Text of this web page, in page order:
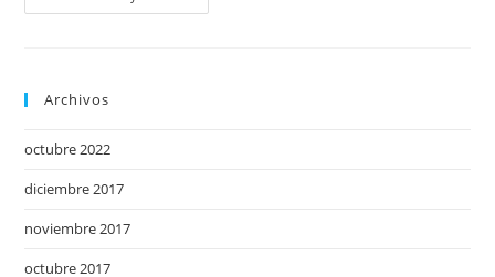
Archivos
octubre 2022
diciembre 2017
noviembre 2017
octubre 2017